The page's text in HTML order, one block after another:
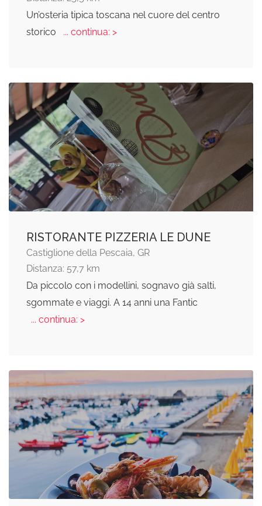
Un’osteria tipica toscana nel cuore del centro
storico
... continua: >
RISTORANTE PIZZERIA LE DUNE
Castiglione della Pescaia, GR
Distanza: 57,7 km
Da piccolo con i modellini, sognavo già salti,
sgommate e viaggi. A 14 anni una Fantic
... continua: >